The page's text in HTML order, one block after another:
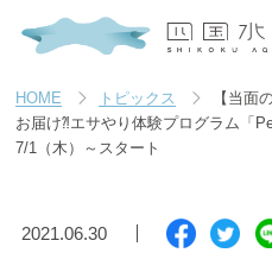
HOME トピックス
【当面
お届け⁈エサやり体験プログラム「
7/1（木）～スタート
2021.06.30